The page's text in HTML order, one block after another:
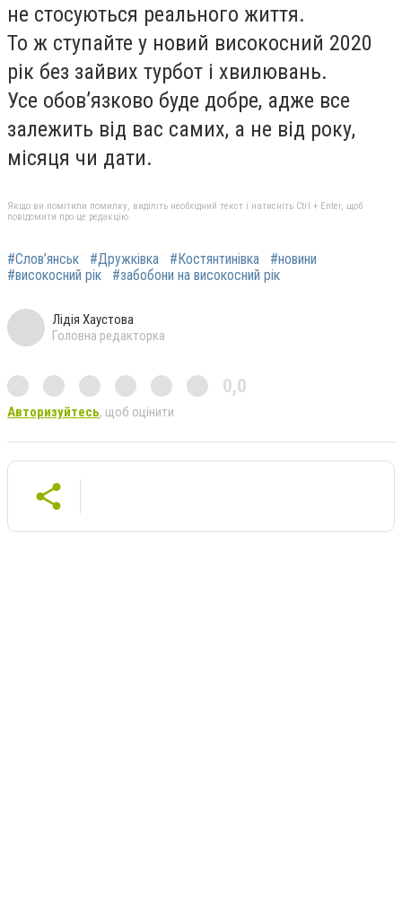
не стосуються реального життя.
То ж ступайте у новий високосний 2020
рік без зайвих турбот і хвилювань.
Усе обов’язково буде добре, адже все
залежить від вас самих, а не від року,
місяця чи дати.
Якщо ви помітили помилку, виділіть необхідний текст і натисніть Ctrl + Enter, щоб
повідомити про це редакцію
#Слов’янськ #Дружківка #Костянтинівка
#новини
#високосний рік
#забобони на високосний рік
Лідія Хаустова
Головна редакторка
0,0
Авторизуйтесь, щоб оцінити